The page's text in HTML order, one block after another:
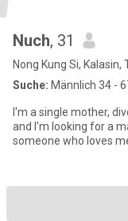
Nuch, 31
Nong Kung Si, Kalasin,
Suche: Männlich 34 -
I'm a single mother,
and I'm looking for a
someone who loves